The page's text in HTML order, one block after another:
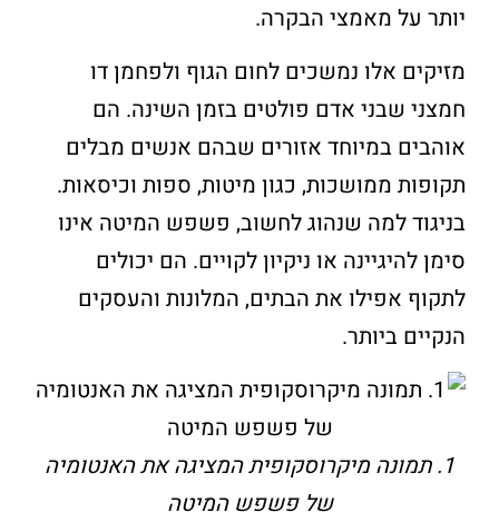
יותר על מאמצי הבקרה.
מזיקים אלו נמשכים לחום הגוף ולפחמן דו
חמצני שבני אדם פולטים בזמן השינה. הם
אוהבים במיוחד אזורים שבהם אנשים מבלים
תקופות ממושכות, כגון מיטות, ספות וכיסאות.
בניגוד למה שנהוג לחשוב, פשפש המיטה אינו
סימן להיגיינה או ניקיון לקויים. הם יכולים
לתקוף אפילו את הבתים, המלונות והעסקים
הנקיים ביותר.
1. תמונה מיקרוסקופית המציגה את האנטומיה
של פשפש המיטה